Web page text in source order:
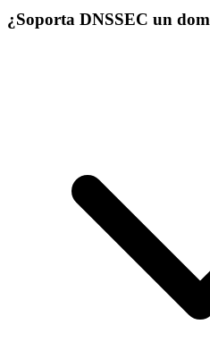
¿Soporta DNSSEC un